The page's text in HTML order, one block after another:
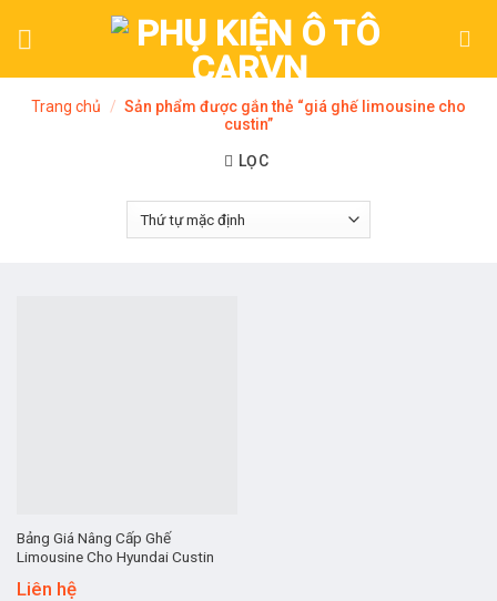
Trang chủ / Sản phẩm được gắn thẻ “giá ghế limousine cho
custin”
LỌC
Bảng Giá Nâng Cấp Ghế
Limousine Cho Hyundai Custin
Liên hệ